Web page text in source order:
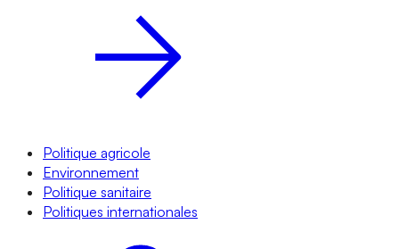
Politique agricole
Environnement
Politique sanitaire
Politiques internationales